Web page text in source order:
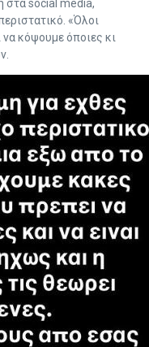
στα social media,
«Όλοι
κόψουμε όποιες κι